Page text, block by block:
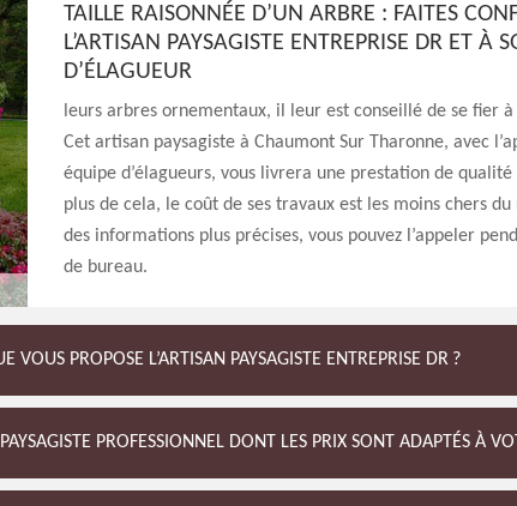
TAILLE RAISONNÉE D’UN ARBRE : FAITES
L’ARTISAN PAYSAGISTE ENTREPRISE DR ET À
D’ÉLAGUEUR
leurs arbres ornementaux, il leur est conseillé de se fier à
Cet artisan paysagiste à Chaumont Sur Tharonne, avec
équipe d’élagueurs, vous livrera une prestation de
plus de cela, le coût de ses travaux est les moins chers
des informations plus précises, vous pouvez l’appeler
de bureau.
VOUS PROPOSE L’ARTISAN PAYSAGISTE ENTREPRISE DR ?
PROFESSIONNEL DONT LES PRIX SONT ADAPTÉS À